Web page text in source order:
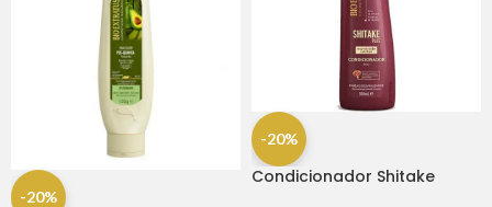
-20%
-20%
Condicionador Shitake